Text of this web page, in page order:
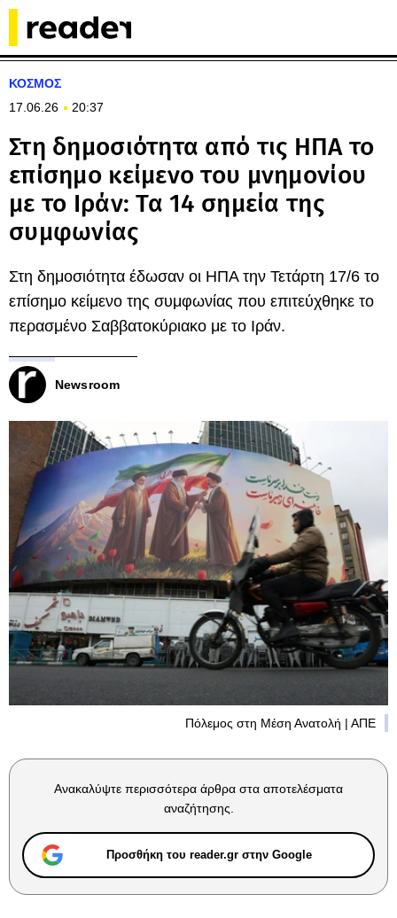
ΚΟΣΜΟΣ
17.06.26
20:37
Στη δημοσιότητα από τις ΗΠΑ το
επίσημο κείμενο του μνημονίου
με το Ιράν: Τα 14 σημεία της
συμφωνίας
Στη δημοσιότητα έδωσαν οι ΗΠΑ την Τετάρτη 17/6 το
επίσημο κείμενο της συμφωνίας που επιτεύχθηκε το
περασμένο Σαββατοκύριακο με το Ιράν.
Newsroom
Πόλεμος στη Μέση Ανατολή | ΑΠΕ
Ανακαλύψτε περισσότερα άρθρα στα αποτελέσματα
αναζήτησης.
Προσθήκη του reader.gr στην Google